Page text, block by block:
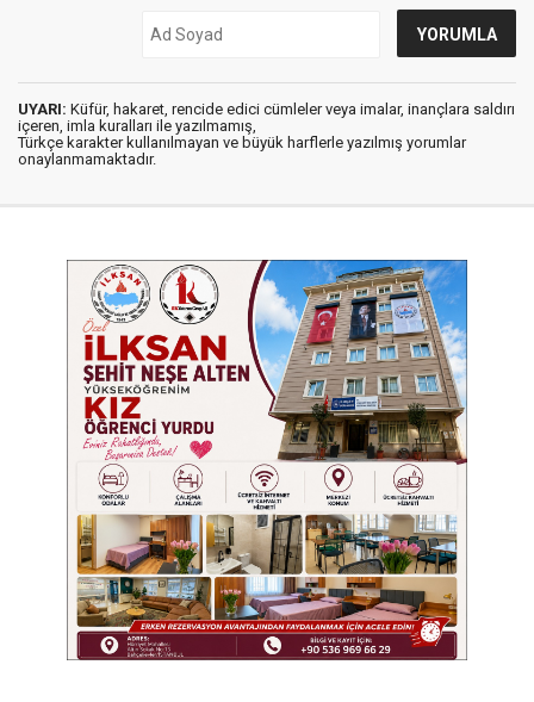
UYARI: Küfür, hakaret, rencide edici cümleler veya imalar, inançlara saldırı
içeren, imla kuralları ile yazılmamış,
Türkçe karakter kullanılmayan ve büyük harflerle yazılmış yorumlar
onaylanmamaktadır.